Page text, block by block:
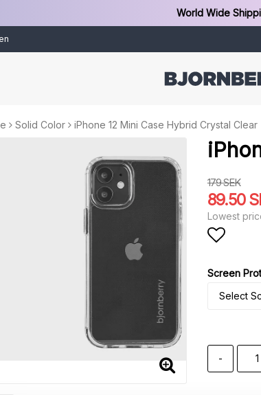
World Wide
Solid Color iPhone 12 Mini Case Hybrid Crystal Clear
179 SEK
89.50
Lowest
Screen
-